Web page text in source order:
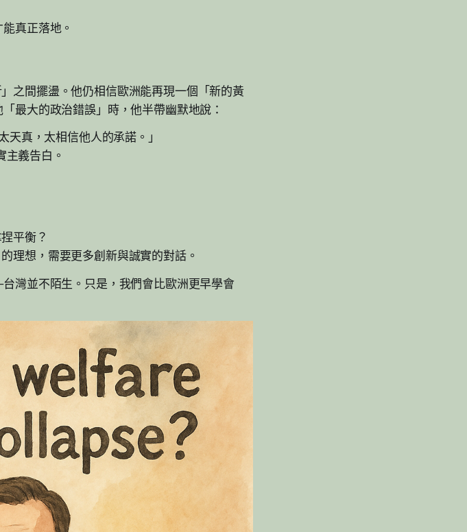
真正落地。
之間擺盪。他仍相信歐洲能再現一個「新的黃
最大的政治錯誤」時，他半帶幽默地說：
天真，太相信他人的承諾。」
義告白。
平衡？
理想，需要更多創新與誠實的對話。
灣並不陌生。只是，我們會比歐洲更早學會